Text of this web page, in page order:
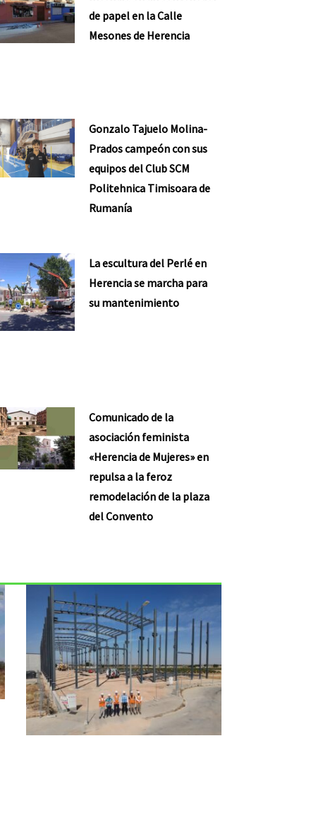
de papel en la Calle
Mesones de Herencia
Gonzalo Tajuelo Molina-
Prados campeón con sus
equipos del Club SCM
Politehnica Timisoara de
Rumanía
La escultura del Perlé en
Herencia se marcha para
su mantenimiento
Comunicado de la
asociación feminista
«Herencia de Mujeres» en
repulsa a la feroz
remodelación de la plaza
del Convento